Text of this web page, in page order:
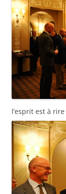
l’esprit est à rire